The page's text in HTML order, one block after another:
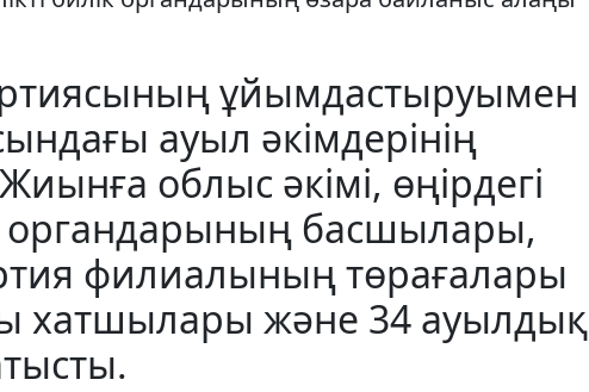
ұйымдастыруымен
ауыл әкімдерінің
облыс әкімі, өңірдегі
органдарының басшылары,
филиалының төрағалары
хатшылары және 34 ауылдық